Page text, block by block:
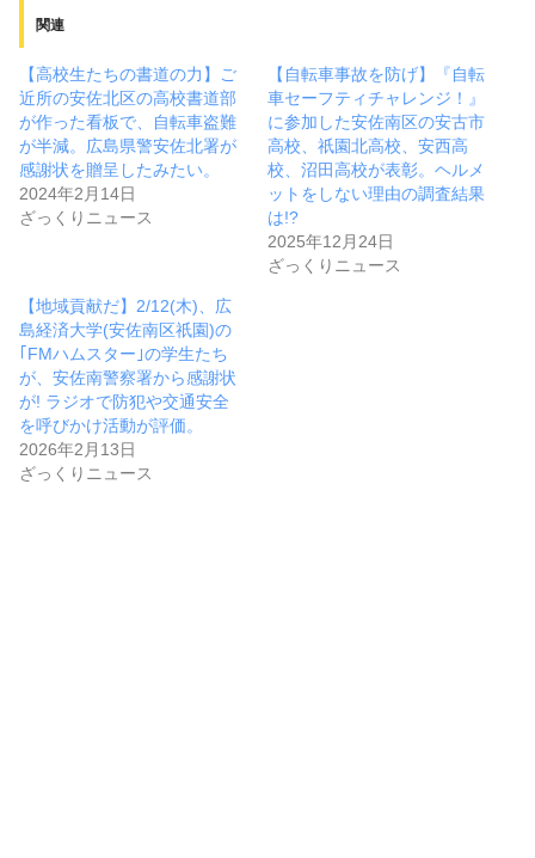
関連
【高校生たちの書道の力】ご
近所の安佐北区の高校書道部
が作った看板で、自転車盗難
が半減。広島県警安佐北署が
感謝状を贈呈したみたい。
2024年2月14日
ざっくりニュース
【自転車事故を防げ】『自転
車セーフティチャレンジ！』
に参加した安佐南区の安古市
高校、祇園北高校、安西高
校、沼田高校が表彰。ヘルメ
ットをしない理由の調査結果
は!?
2025年12月24日
ざっくりニュース
【地域貢献だ】2/12(木)、広
島経済大学(安佐南区祇園)の
｢FMハムスター｣の学生たち
が、安佐南警察署から感謝状
が! ラジオで防犯や交通安全
を呼びかけ活動が評価。
2026年2月13日
ざっくりニュース